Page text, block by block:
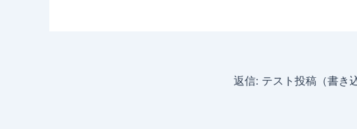
返信: テスト投稿（書き